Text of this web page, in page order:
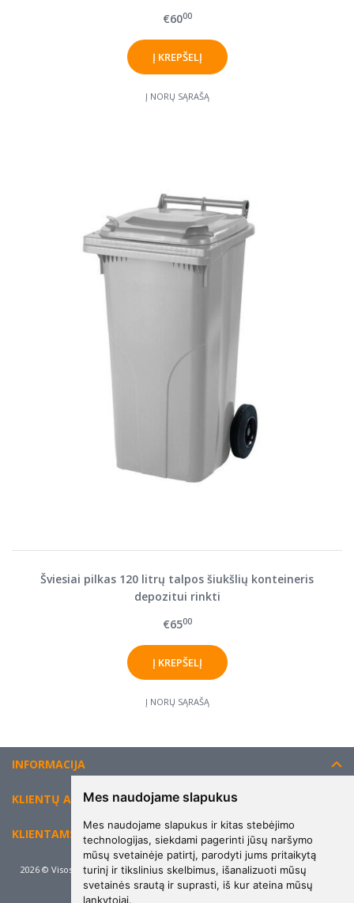
Mes naudojame slapukus
Mes naudojame slapukus ir kitas stebėjimo
technologijas, siekdami pagerinti jūsų naršymo
mūsų svetainėje patirtį, parodyti jums pritaikytą
turinį ir tikslinius skelbimus, išanalizuoti mūsų
svetainės srautą ir suprasti, iš kur ateina mūsų
lankytojai.
€6000
Į NORŲ SĄRAŠĄ
Šviesiai pilkas 120 litrų talpos šiukšlių konteineris
depozitui rinkti
€6500
Į NORŲ SĄRAŠĄ
INFORMACIJA
KLIENTŲ APTARNAVIMAS
KLIENTAMS
2026 © Visos teisės saugomos. Kopijuoti, platinti svetainės turinį be autorių
sutikimo draudžiama.